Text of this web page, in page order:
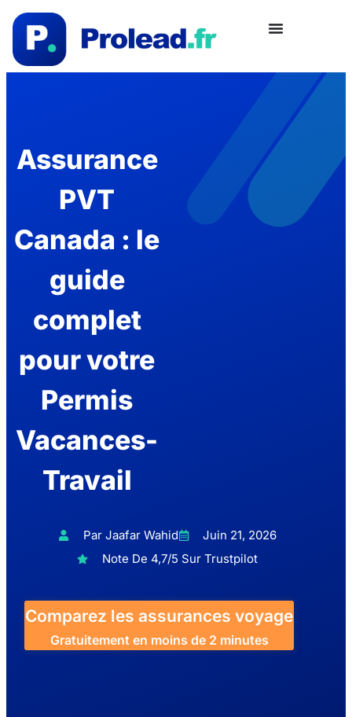
Assurance
PVT
Canada : le
guide
complet
pour votre
Permis
Vacances-
Travail
Par Jaafar Wahid
Juin 21, 2026
Note De 4,7/5 Sur Trustpilot
Comparez les assurances voyage
Gratuitement en moins de 2 minutes